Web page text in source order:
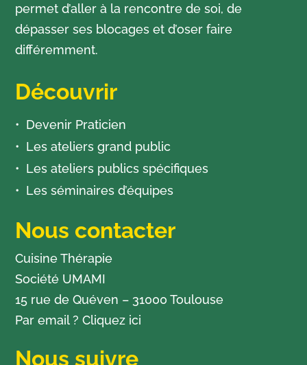
permet d’aller à la rencontre de soi, de
dépasser ses blocages et d’oser faire
différemment.
Découvrir
Devenir Praticien
Les ateliers grand public
Les ateliers publics spécifiques
Les séminaires d’équipes
Nous contacter
Cuisine Thérapie
Société UMAMI
15 rue de Quéven – 31000 Toulouse
Par email ?Cliquez ici
Nous suivre